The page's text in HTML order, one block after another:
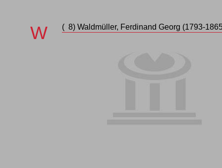
W ( 8) Waldmüller, Ferdinand Georg (1793-